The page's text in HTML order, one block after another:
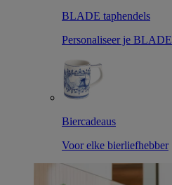
BLADE taphendels
Personaliseer je BLADE
Biercadeaus
Voor elke bierliefhebber